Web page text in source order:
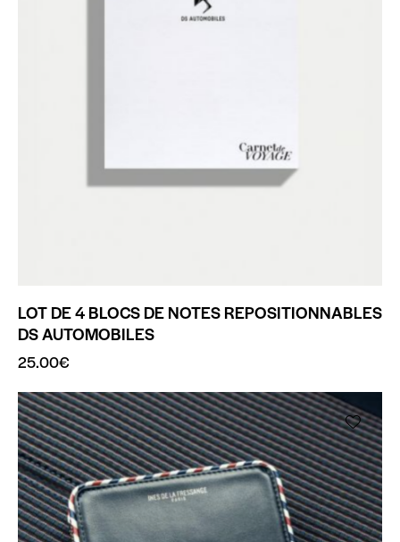
LOT DE 4 BLOCS DE NOTES REPOSITIONNABLES
DS AUTOMOBILES
25.00€